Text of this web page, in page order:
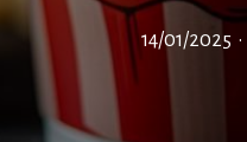
14/01/2025 •